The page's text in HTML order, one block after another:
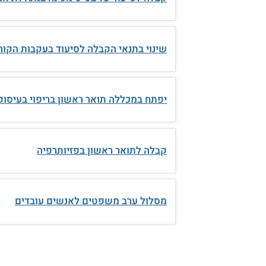
שינוי בתנאי הקבלה לסיעוד בעקבות
יפתח במכללה תואר ראשון בריפוי
קבלה לתואר ראשון בפזיותרפיה
מסלול ערב משפטים לאנשים עובדים